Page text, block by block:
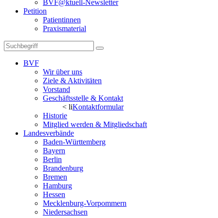
BVF@ktuell-Newsletter
Petition
Patientinnen
Praxismaterial
BVF
Wir über uns
Ziele & Aktivitäten
Vorstand
Geschäftsstelle & Kontakt
< liKontaktformular
Historie
Mitglied werden & Mitgliedschaft
Landesverbände
Baden-Württemberg
Bayern
Berlin
Brandenburg
Bremen
Hamburg
Hessen
Mecklenburg-Vorpommern
Niedersachsen